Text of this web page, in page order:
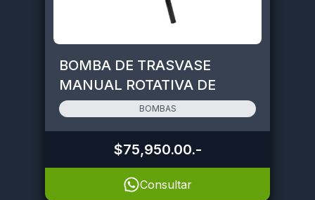
BOMBA DE TRASVASE
MANUAL ROTATIVA DE
FUNDICION HAMILTON
BOMBAS
$75,950.00.-
Consultar